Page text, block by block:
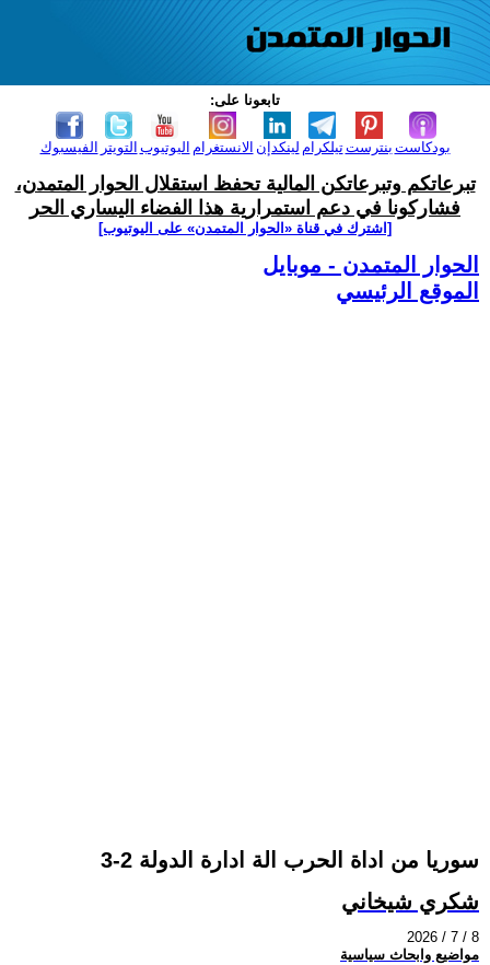
تابعونا على:
الفيسبوك التويتر اليوتيوب الانستغرام لينكدإن تيلكرامبنترست بودكاست
تبرعاتكم وتبرعاتكن المالية تحفظ استقلال الحوار المتمدن،
فشاركونا في دعم استمرارية هذا الفضاء اليساري الحر
[اشترك في قناة ‫«الحوار المتمدن» على اليوتيوب]
الحوار المتمدن - موبايل
الموقع الرئيسي
سوريا من اداة الحرب الة ادارة الدولة 2-3
شكري شيخاني
2026 / 7 / 8
مواضيع وابحاث سياسية